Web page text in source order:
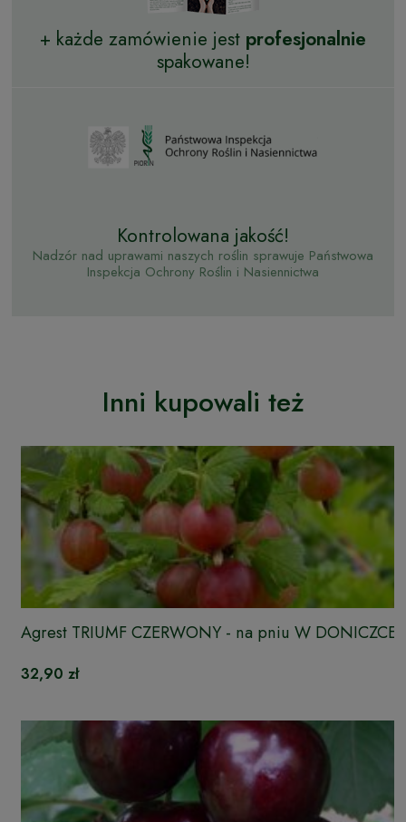
+ każde zamówienie jest profesjonalnie
spakowane!
Kontrolowana jakość!
Nadzór nad uprawami naszych roślin sprawuje Państwowa
Inspekcja Ochrony Roślin i Nasiennictwa
Inni kupowali też
Agrest TRIUMF CZERWONY - na pniu W DONICZCE
32,90 zł